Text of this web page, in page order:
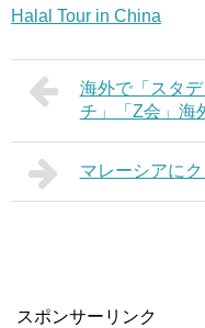
Halal Tour in China
海外で「スタ
チ」「Z会」海
マレーシアに
スポンサーリンク